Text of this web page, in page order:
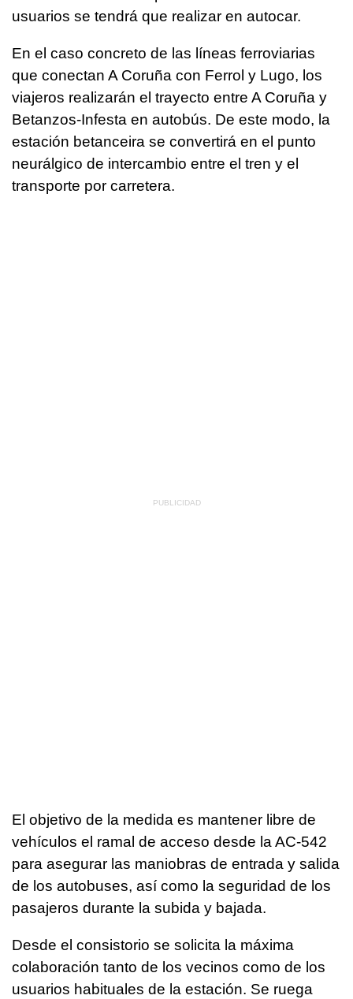
usuarios se tendrá que realizar en autocar.
En el caso concreto de las líneas ferroviarias
que conectan A Coruña con Ferrol y Lugo, los
viajeros realizarán el trayecto entre A Coruña y
Betanzos-Infesta en autobús. De este modo, la
estación betanceira se convertirá en el punto
neurálgico de intercambio entre el tren y el
transporte por carretera.
El objetivo de la medida es mantener libre de
vehículos el ramal de acceso desde la AC-542
para asegurar las maniobras de entrada y salida
de los autobuses, así como la seguridad de los
pasajeros durante la subida y bajada.
Desde el consistorio se solicita la máxima
colaboración tanto de los vecinos como de los
usuarios habituales de la estación. Se ruega